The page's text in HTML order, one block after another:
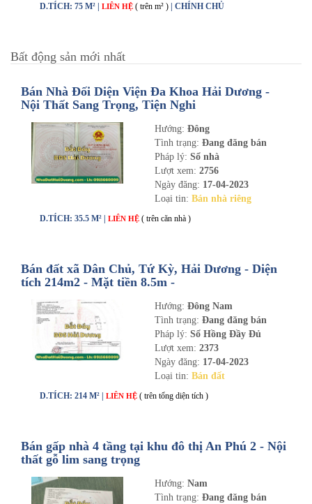
D.TÍCH: 75 M² | LIÊN HỆ ( trên m² ) | CHÍNH CHỦ
Bất động sản mới nhất
Bán Nhà Đối Diện Viện Đa Khoa Hải Dương -
Nội Thất Sang Trọng, Tiện Nghi
Hướng: Đông
Tình trạng: Đang đăng bán
Pháp lý: Sổ nhà
Lượt xem: 2756
Ngày đăng: 17-04-2023
Loại tin: Bán nhà riêng
D.TÍCH: 35.5 M² | LIÊN HỆ ( trên căn nhà )
Bán đất xã Dân Chủ, Tứ Kỳ, Hải Dương - Diện
tích 214m2 - Mặt tiền 8.5m -
Hướng: Đông Nam
Tình trạng: Đang đăng bán
Pháp lý: Sổ Hồng Đầy Đủ
Lượt xem: 2373
Ngày đăng: 17-04-2023
Loại tin: Bán đất
D.TÍCH: 214 M² | LIÊN HỆ ( trên tổng diện tích )
Bán gấp nhà 4 tầng tại khu đô thị An Phú 2 - Nội
thất gỗ lim sang trọng
Hướng: Nam
Tình trạng: Đang đăng bán